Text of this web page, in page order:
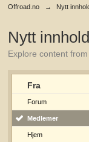
Offroad.no → Nytt
Nytt innhold
Explore content
Fra
Forum
Medlemer
Hjem